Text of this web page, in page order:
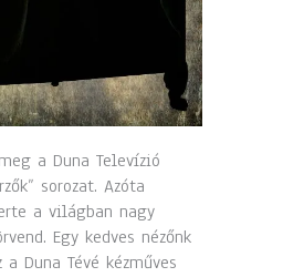
a Duna Televízió
sorozat. Azóta
a világban nagy
Egy kedves nézőnk
Duna Tévé kézműves